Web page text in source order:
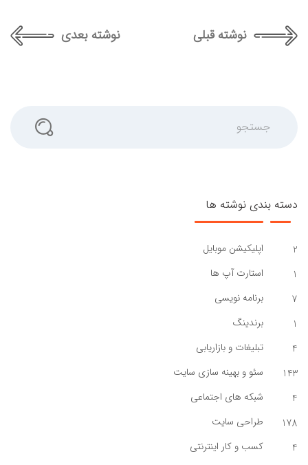
نوشته قبلی نوشته بعدی
دسته بندی نوشته ها
2
اپلیکیشن موبایل
1
استارت آپ ها
7
برنامه نویسی
1
برندینگ
4
تبلیغات و بازاریابی
143
سئو و بهینه سازی سایت
4
شبکه های اجتماعی
178
طراحی سایت
4
کسب و کار اینترنتی